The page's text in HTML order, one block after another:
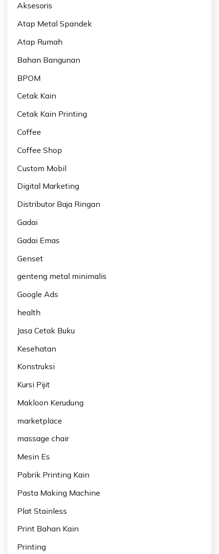
Aksesoris
Atap Metal Spandek
Atap Rumah
Bahan Bangunan
BPOM
Cetak Kain
Cetak Kain Printing
Coffee
Coffee Shop
Custom Mobil
Digital Marketing
Distributor Baja Ringan
Gadai
Gadai Emas
Genset
genteng metal minimalis
Google Ads
health
Jasa Cetak Buku
Kesehatan
Konstruksi
Kursi Pijit
Makloon Kerudung
marketplace
massage chair
Mesin Es
Pabrik Printing Kain
Pasta Making Machine
Plat Stainless
Print Bahan Kain
Printing